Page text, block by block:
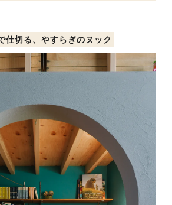
仕切る、やすらぎのヌック